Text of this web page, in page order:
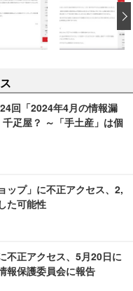
回「2024年4月の情報漏
疋屋？ ～「手土産」は個
ップ」に不正アクセス、2,
た可能性
不正アクセス、5月20日に
報保護委員会に報告